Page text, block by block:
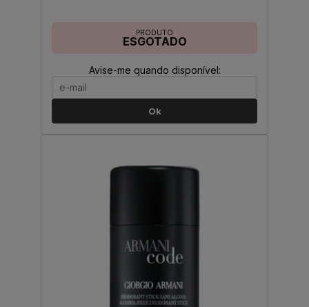
PRODUTO
ESGOTADO
Avise-me quando disponível:
Ok